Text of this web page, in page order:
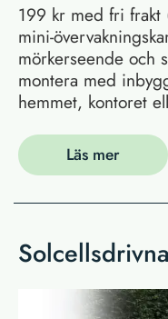
199 kr med fri
mini-
mörkerseende och
montera med
hemmet, kontoret
Läs mer